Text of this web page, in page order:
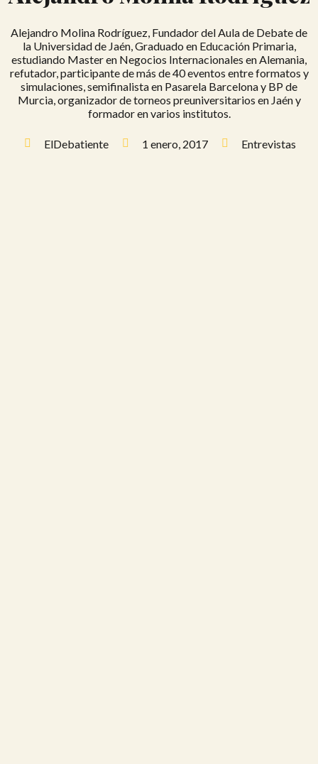
Alejandro Molina Rodríguez, Fundador del Aula de Debate de
la Universidad de Jaén, Graduado en Educación Primaria,
estudiando Master en Negocios Internacionales en Alemania,
refutador, participante de más de 40 eventos entre formatos y
simulaciones, semifinalista en Pasarela Barcelona y BP de
Murcia, organizador de torneos preuniversitarios en Jaén y
formador en varios institutos.
ElDebatiente 1 enero, 2017 Entrevistas